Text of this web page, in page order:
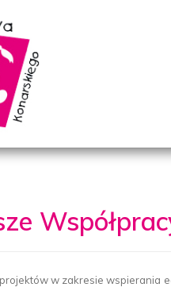
w zakresie wspierania